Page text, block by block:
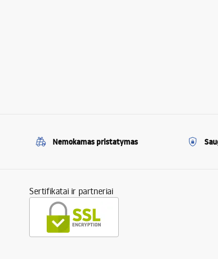
Nemokamas pristatymas
Sertifikatai ir partneriai